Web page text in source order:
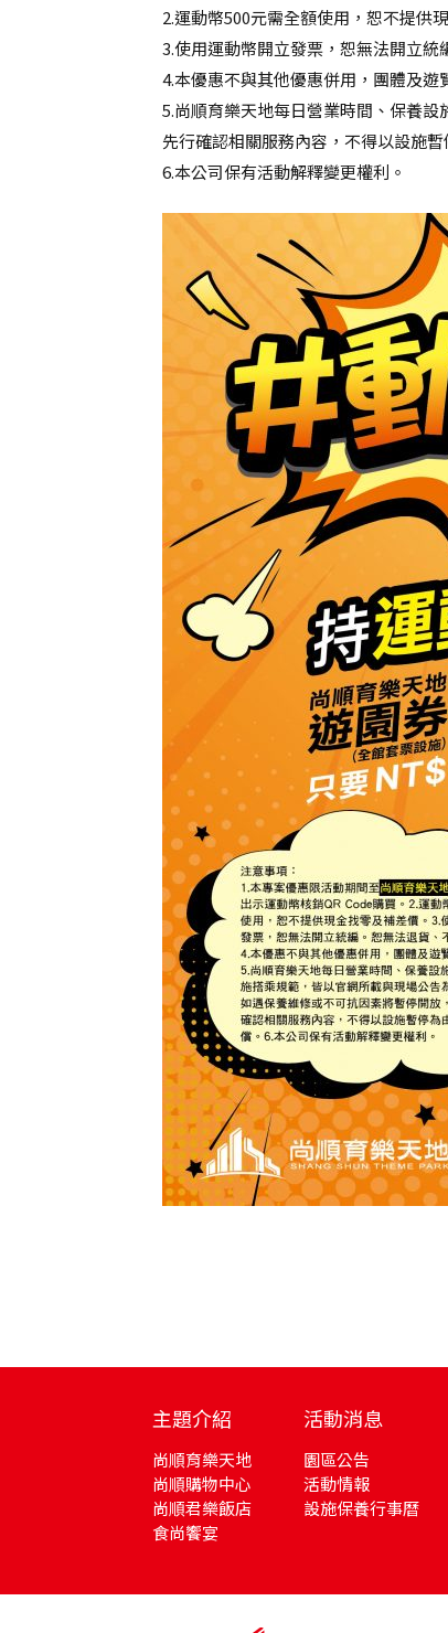
2.運動幣500元需全額使用，恕不提供
3.使用運動幣開立發票，恕無法開立統
4.本優惠不與其他優惠併用，團體及遊
5.尚順育樂天地每日營業時間、保養
先行確認相關服務內容，不得以設施
6.本公司保有活動解釋變更權利。
主題介紹
尚順育樂天地
尚順購物中心
尚順君樂飯店
食尚饗宴
活動消息
園區公告
活動情報
設施保養行事曆